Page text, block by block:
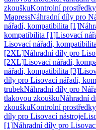
zkouškuKontrolní prostředky
MapressNáhradní díly pro
nářadí, kompatibilita [1]
kompatibilita [1]Lisovací
Lisovací nářadí,
[2XL]Náhradní díly pro
[2XL]Lisovací nářadí,
nářadí, kompatibilita [3]
díly pro Lisovací nářadí,
trubekNáhradní díly pro
tlakovou zkouškuNáhradní
zkouškuKontrolní prostředky
díly pro Lisovací nástroje
[1]Náhradní díly pro